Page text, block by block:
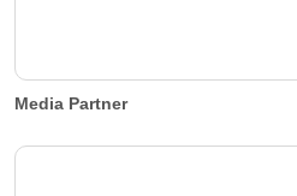
Media Partner